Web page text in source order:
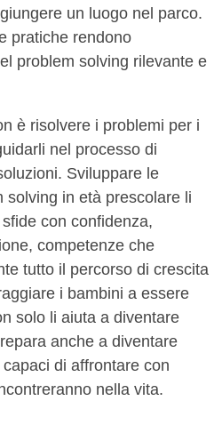
un luogo nel parco.
pratiche rendono
problem solving rilevante e
è risolvere i problemi per i
nel processo di
Sviluppare le
solving in età prescolare li
con confidenza,
competenze che
tutto il percorso di crescita
i bambini a essere
solo li aiuta a diventare
anche a diventare
di affrontare con
nella vita.